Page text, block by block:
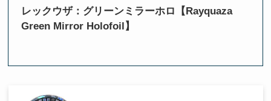
レックウザ：グリーンミラーホロ【Rayquaza
Green Mirror Holofoil】